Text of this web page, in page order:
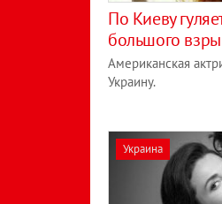
По Киеву
большого
Американская
Украину.
Украина